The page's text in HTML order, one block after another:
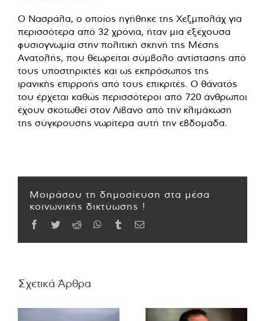
Ο Νασράλα, ο οποίος ηγήθηκε της Χεζμπολάχ για
περισσότερα από 32 χρόνια, ήταν μια εξέχουσα
φυσιογνωμία στην πολιτική σκηνή της Μέσης
Ανατολής, που θεωρείται σύμβολο αντίστασης από
τους υποστηρικτές και ως εκπρόσωπος της
ιρανικής επιρροής από τους επικριτές. Ο θάνατός
του έρχεται καθώς περισσότεροι από 720 άνθρωποι
έχουν σκοτωθεί στον Λίβανο από την κλιμάκωση
της σύγκρουσης νωρίτερα αυτή την εβδομάδα.
Μοιράσου τη δημοσίευση στα μέσα
κοινωνικής δικτύωσης !
Facebook
TwitterReddit WhatsApp
TumblrEmail
Σχετικά Άρθρα